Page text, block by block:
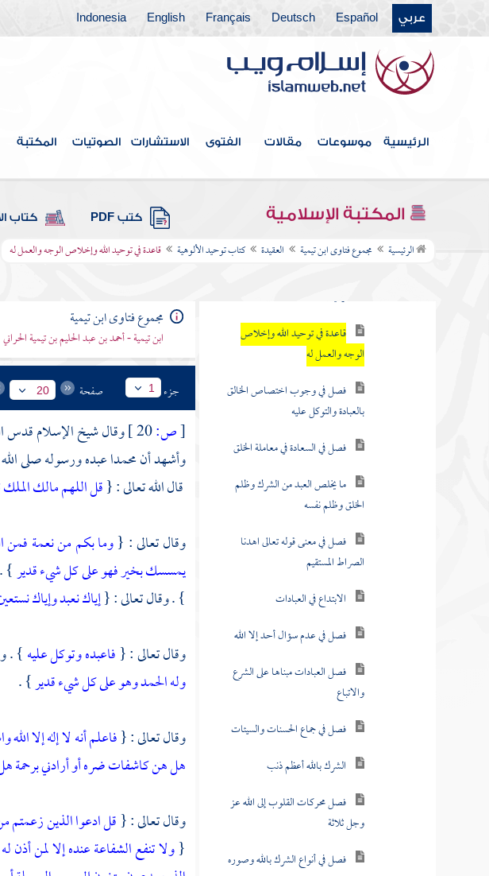
عربي Español
Deutsch
Français
English
Indonesia
الرئيسية موسوعات مقالات الفتوى الاستشارات الصوتيات المكتبة
المكتبة الإسلامية كتب PDF كتاب
الرئيسية مجموع فتاوى ابن تيمية العقيدة كتاب توحيد الألوهية قاعدة في توحيد الله وإخلاص الوجه والعمل له
فهرس الكتاب
العقيدة
كتاب توحيد الألوهية
ذلك ونتيجته
قاعدة في توحيد الله وإخلاص
الوجه والعمل له
فصل في وجوب اختصاص الخالق
بالعبادة والتوكل عليه
فصل في السعادة في معاملة الخلق
ما يخلص العبد من الشرك وظلم
الخلق وظلم نفسه
فصل في معنى قوله تعالى اهدنا
الصراط المستقيم
الابتداع في العبادات
فصل في عدم سؤال أحد إلا الله
فصل العبادات مبناها على الشرع
والاتباع
فصل في جماع الحسنات والسيئات
الشرك بالله أعظم ذنب
فصل محركات القلوب إلى الله عز
وجل ثلاثة
فصل في أنواع الشرك بالله وصوره
مجموع فتاوى ابن تيمية
ابن تيمية - أحمد بن عبد الحليم بن تيمية الحراني
جزء 1 صفحة 20
[ص:
وقال شيخ الإسلام قدس
وأشهد أنمحمداعبده ورسوله صلى
قال الله تعالى : {قل اللهم مالك
وقال تعالى : {وما بكم من نعمة فمن
يمسسك بخير فهو على كل شيء قدير}
} . وقال تعالى : {إياك نعبد وإياك
وقال تعالى : {فاعبده وتوكل عليه} .
وله الحمد وهو على كل شيء قدير} .
وقال تعالى : {فاعلم أنه لا إله إلا
هل هن كاشفات ضره أو أرادني برحمة
وقال تعالى : {قل ادعوا الذين زعمتم
{ولا تنفع الشفاعة عنده إلا لمن أذن له